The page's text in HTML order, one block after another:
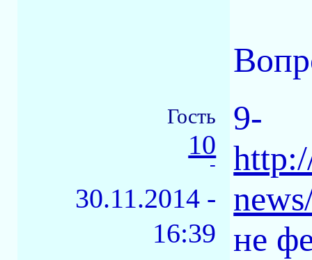
Гость
10
-
30.11.2014 -
16:39
9-
не